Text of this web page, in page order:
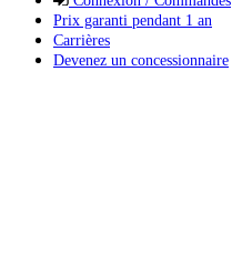
Prix garanti pendant 1 an
Carrières
Devenez un concessionnaire